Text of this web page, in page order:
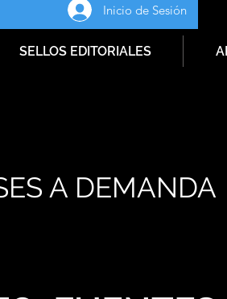
Inicio de Sesión
SELLOS EDITORIALES
A DEMANDA